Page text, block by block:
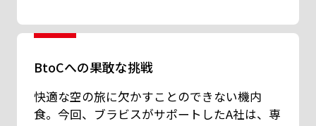
BtoCへの果敢な挑戦
快適な空の旅に欠かすことのできない機内
食。今回、ブラビスがサポートしたA社は、専